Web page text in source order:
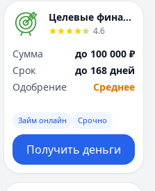
Целевые финансы
4.6
Сумма
до 100 000 ₽
Срок
до 168 дней
Одобрение
Среднее
Займ онлайн Срочно
Получить деньги